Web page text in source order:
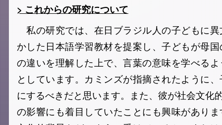
> これからの研究について
私の研究では、在日ブラジル人の子どもに
かした日本語学習教材を提案し、子どもが母
の違いを理解した上で、言葉の意味を学べる
としています。カミンズが指摘されたように
にするべきだと思います。また、彼が社会文化
の影響にも着目していたことにも興味があり